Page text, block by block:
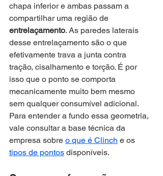
chapa inferior e ambas passam a
compartilhar uma região de
entrelaçamento. As paredes laterais
desse entrelaçamento são o que
efetivamente trava a junta contra
tração, cisalhamento e torção. É por
isso que o ponto se comporta
mecanicamente muito bem mesmo
sem qualquer consumível adicional.
Para entender a fundo essa geometria,
vale consultar a base técnica da
empresa sobre o que é Clinch e os
tipos de pontos disponíveis.